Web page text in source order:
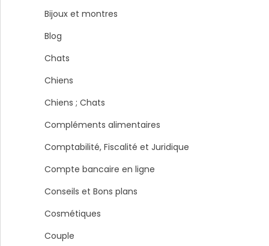
Bijoux et montres
Blog
Chats
Chiens
Chiens ; Chats
Compléments alimentaires
Comptabilité, Fiscalité et Juridique
Compte bancaire en ligne
Conseils et Bons plans
Cosmétiques
Couple